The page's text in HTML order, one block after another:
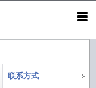
联系方式